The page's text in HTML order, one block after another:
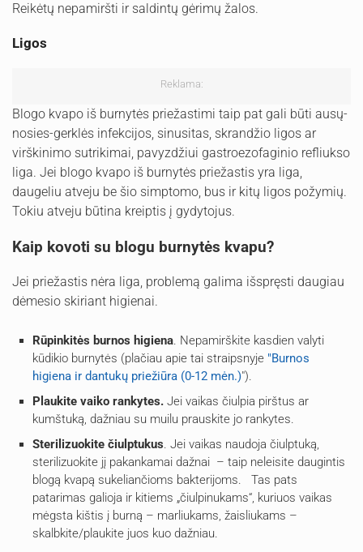
Reikėtų nepamiršti ir saldintų gėrimų žalos.
Ligos
Reklama:
Blogo kvapo iš burnytės priežastimi taip pat gali būti ausų-
nosies-gerklės infekcijos, sinusitas, skrandžio ligos ar
virškinimo sutrikimai, pavyzdžiui gastroezofaginio refliukso
liga. Jei blogo kvapo iš burnytės priežastis yra liga,
daugeliu atveju be šio simptomo, bus ir kitų ligos požymių.
Tokiu atveju būtina kreiptis į gydytojus.
Kaip kovoti su blogu burnytės kvapu?
Jei priežastis nėra liga, problemą galima išspręsti daugiau
dėmesio skiriant higienai.
Rūpinkitės burnos higiena. Nepamirškite kasdien valyti
kūdikio burnytės (plačiau apie tai straipsnyje "Burnos
higiena ir dantukų priežiūra (0-12 mėn.)").
Plaukite vaiko rankytes. Jei vaikas čiulpia pirštus ar
kumštuką, dažniau su muilu prauskite jo rankytes.
Sterilizuokite čiulptukus. Jei vaikas naudoja čiulptuką,
sterilizuokite jį pakankamai dažnai – taip neleisite daugintis
blogą kvapą sukeliančioms bakterijoms. Tas pats
patarimas galioja ir kitiems „čiulpinukams“, kuriuos vaikas
mėgsta kištis į burną – marliukams, žaisliukams –
skalbkite/plaukite juos kuo dažniau.